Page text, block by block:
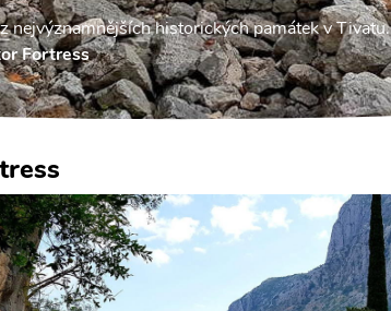
nejvýznamnějších historických památek v Tivatu.
Fortress